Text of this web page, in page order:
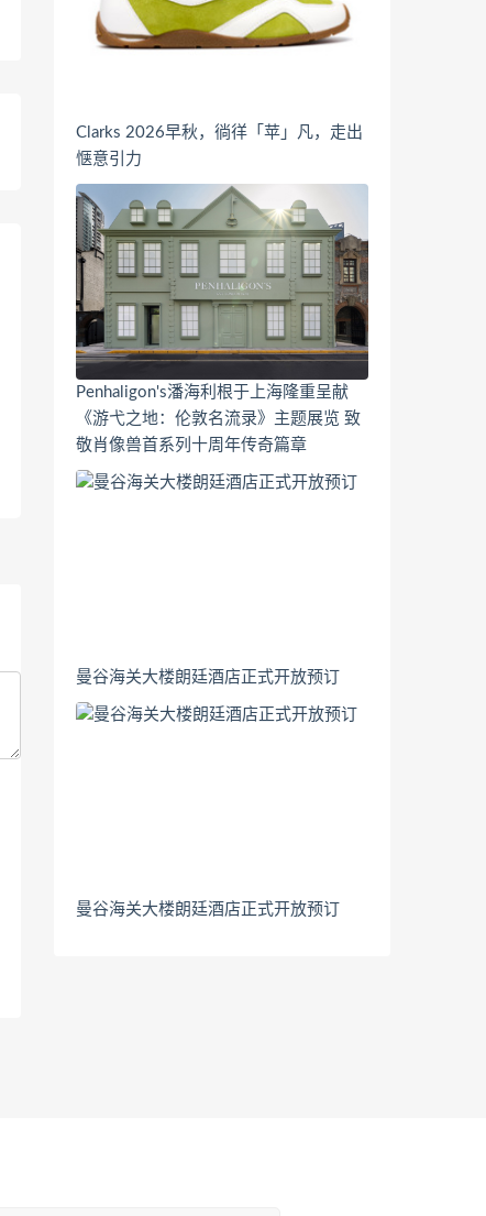
Clarks 2026早秋，徜徉「苹」凡，走出
惬意引力
Penhaligon's潘海利根于上海隆重呈献
《游弋之地：伦敦名流录》主题展览 致
敬肖像兽首系列十周年传奇篇章
曼谷海关大楼朗廷酒店正式开放预订
曼谷海关大楼朗廷酒店正式开放预订